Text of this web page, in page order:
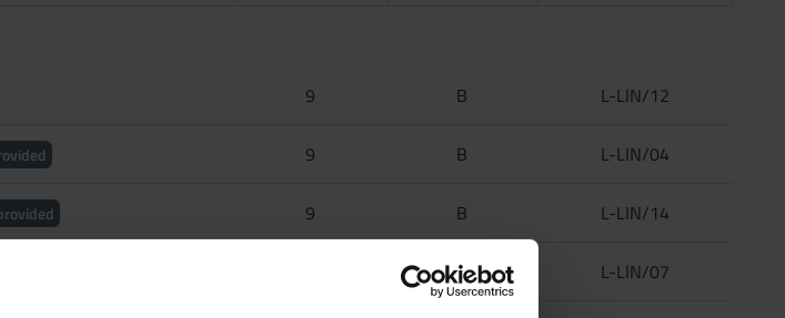
9 B L-LIN/12
9 B L-LIN/04
9 B L-LIN/14
B L-LIN/07